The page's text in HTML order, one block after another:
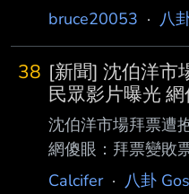
代錢就會憑空消失
文、要什麼沒什麼
不穩定，銀行幹嘛
光是隨便放個
10%的配置，每年
不用動，普通人辛
字！ 有資產可以抵
bruce20053 · 八
38 [新聞] 沈伯洋市
民眾影片曝光
沈伯洋市場拜票遭
網傻眼：拜票變敗
https://
Calcifer· 八卦